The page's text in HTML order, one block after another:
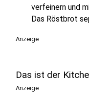
verfeinern und
Das Röstbrot
Anzeige
Das ist der
Anzeige